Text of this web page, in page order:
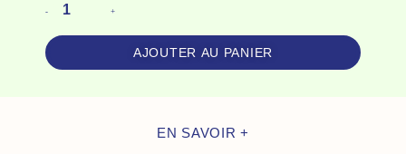
-
D'Art
Kirokana,
+
AJOUTER AU PANIER
EN SAVOIR +